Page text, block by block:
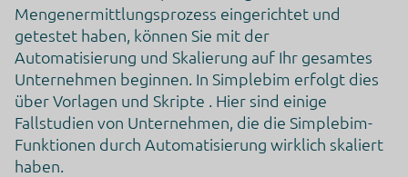
Mengenermittlungsprozess eingerichtet und
getestet haben, können Sie mit der
Automatisierung und Skalierung auf Ihr gesamtes
Unternehmen beginnen. In Simplebim erfolgt dies
über Vorlagen und Skripte . Hier sind einige
Fallstudien von Unternehmen, die die Simplebim-
Funktionen durch Automatisierung wirklich skaliert
haben.
Diese Liste stellt die Zwecke der Datenerhebung und -
verarbeitung dar. Eine Einwilligung gilt nur für die
angegebenen Zwecke. Die gesammelten Daten können nicht
für einen anderen als den unten aufgeführten Zweck
verwendet oder gespeichert werden.
Marketing
Werbung
Web-Analytik
Genutzte Technologien